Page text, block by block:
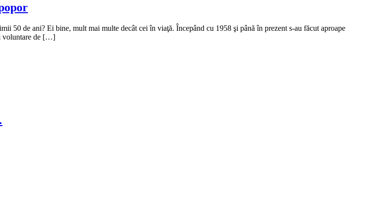
50 de ani? Ei bine, mult mai multe decât cei în viaţă. Începând cu 1958 şi până în prezent s-au făcut aproape
voluntare de […]